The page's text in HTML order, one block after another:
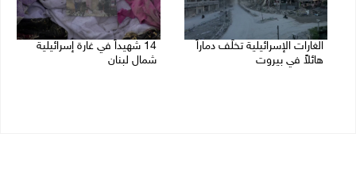
الغارات الإسرائيلية تخلّف دماراً
هائلاً في بيروت
14 شهيداً في غارة إسرائيلية
شمال لبنان